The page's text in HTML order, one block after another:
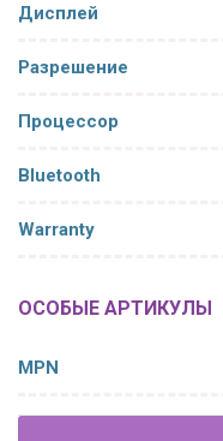
Дисплей
Разрешение
Процессор
Bluetooth
Warranty
ОСОБЫЕ АРТИКУЛЫ
MPN